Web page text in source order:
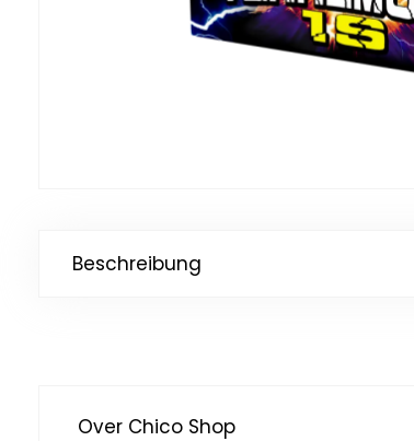
Beschreibung
Over Chico Shop